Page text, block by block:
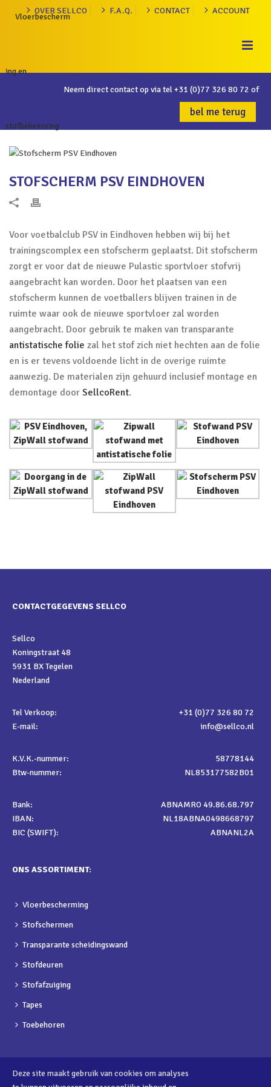
OVER SELLCO F.A.Q. CONTACT ACCOUNT
Neem direct contact op via tel+31 (0)77 326 80 72 of
bel me terug
STOFSCHERM PSV EINDHOVEN
Voor voetbalclub PSV in Eindhoven hebben wij bij het
trainingscomplex een stofscherm geplaatst. Dit stofscherm
zorgt er voor dat de nieuwe Pulastic sportvloer stofvrij
aangebracht kan worden. Door het plaatsen van een
stofscherm kunnen de voetballers blijven trainen in de
ruimte waar ook de nieuwe sportvloer zal worden
aangebracht. Door gebruik te maken van transparante
antistatische folie zal het stof zich niet hechten aan de folie
en is er tevens voldoende licht in de overige ruimte
aanwezig. De materialen zijn gehuurd inclusief montage en
demontage door SellcoRent.
CONTACTGEGEVENS SELLCO
Sellco
Koningstraat 48
5931 BX Tegelen
Nederland
Tel Verkoop:
+31 (0)77 326 80 72
E-mail:
info@sellco.nl
K.V.K.-nummer:
58778144
Btw-nummer:
NL853177582B01
Bank:
ABNAMRO 49.86.68.797
IBAN:
NL18ABNA0498668797
BIC (SWIFT):
ABNANL2A
ONS ASSORTIMENT:
Vloerbescherming
Stofschermen
Transparante scheidingswand
Stofdeuren
Stofafzuiging
Tapes
Toebehoren
Deze site maakt gebruik van cookies om analyses